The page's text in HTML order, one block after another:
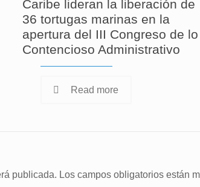
Caribe lideran la liberación de
36 tortugas marinas en la
apertura del III Congreso de lo
Contencioso Administrativo
Read more
publicada. Los campos obligatorios están